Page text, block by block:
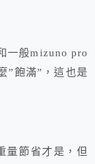
一般mizuno pro
”飽滿”，這也是
量節省才是，但